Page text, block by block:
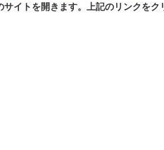
サイトを開きます。上記のリンクをク